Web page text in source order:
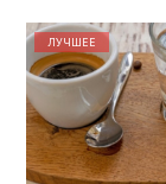
ЛУЧШЕЕ